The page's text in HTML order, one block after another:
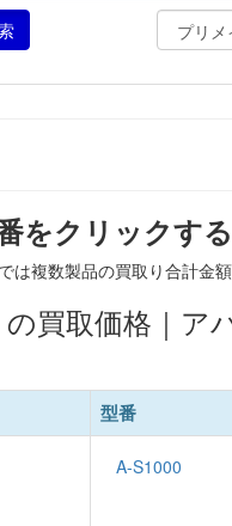
をクリックす
は複数製品の買取り合計金
買取価格｜ア
型番